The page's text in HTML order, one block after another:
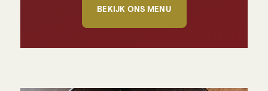
BEKIJK ONS MENU